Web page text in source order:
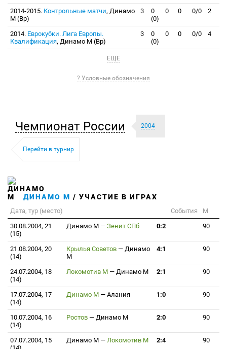
2014-2015. Контрольные матчи, Динамо
М (Вр)
3
0
(0)
0 0 0/0 2
2014. Еврокубки. Лига Европы.
Квалификация, Динамо М (Вр)
3
0
(0)
0 0 0/0 4
ЕЩЕ
? Условные обозначения
Чемпионат России 2004
Перейти в турнир
ДИНАМО М / УЧАСТИЕ В ИГРАХ
Дата, тур (место) События
М
30.08.2004, 21
(15)
Динамо М — Зенит СПб 0:2 90
21.08.2004, 20
(14)
Крылья Советов — Динамо
М
4:1 90
24.07.2004, 18
(14)
Локомотив М — Динамо М 2:1 90
17.07.2004, 17
(14)
Динамо М — Алания 1:0 90
10.07.2004, 16
(14)
Ростов — Динамо М 2:0 90
07.07.2004, 15
Динамо М — Локомотив М 2:4 90